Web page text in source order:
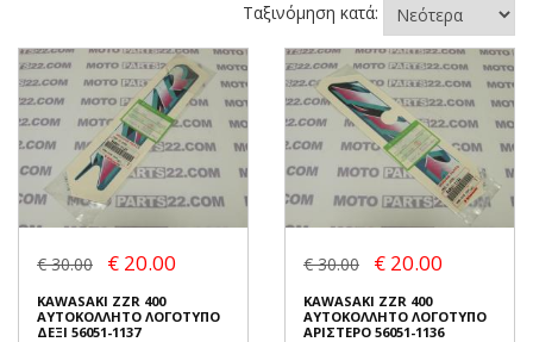
Ταξινόμηση κατά:
€ 30.00 € 20.00
KAWASAKI ZZR 400
ΑΥΤΟΚΟΛΛΗΤΟ ΛΟΓΟΤΥΠΟ
ΔΕΞΙ 56051-1137
€ 30.00 € 20.00
KAWASAKI ZZR 400
ΑΥΤΟΚΟΛΛΗΤΟ ΛΟΓΟΤΥΠΟ
ΑΡΙΣΤΕΡΟ 56051-1136